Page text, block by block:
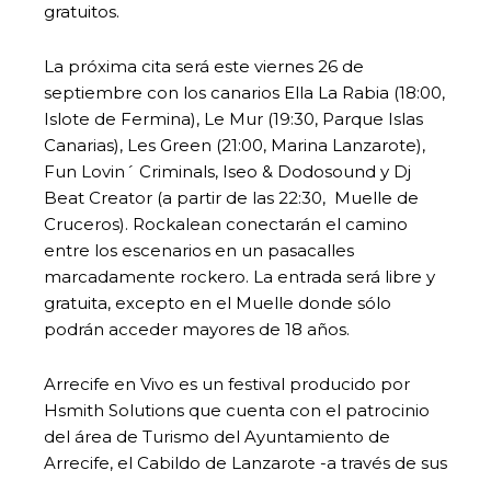
gratuitos.
La próxima cita será este viernes 26 de
septiembre con los canarios Ella La Rabia (18:00,
Islote de Fermina), Le Mur (19:30, Parque Islas
Canarias), Les Green (21:00, Marina Lanzarote),
Fun Lovin´ Criminals, Iseo & Dodosound y Dj
Beat Creator (a partir de las 22:30, Muelle de
Cruceros). Rockalean conectarán el camino
entre los escenarios en un pasacalles
marcadamente rockero. La entrada será libre y
gratuita, excepto en el Muelle donde sólo
podrán acceder mayores de 18 años.
Arrecife en Vivo es un festival producido por
Hsmith Solutions que cuenta con el patrocinio
del área de Turismo del Ayuntamiento de
Arrecife, el Cabildo de Lanzarote -a través de sus